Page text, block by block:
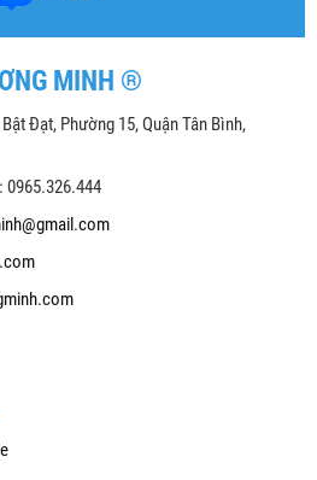
MINH ®
Đạt, Phường 15, Quận Tân Bình,
0965.326.444